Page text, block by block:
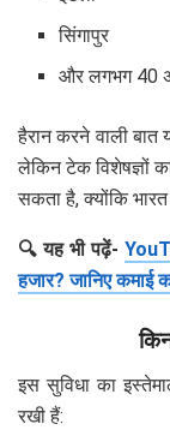
सिंगापुर
और लगभग 40
हैरान करने वाली बात
लेकिन टेक विशेषज्ञों
सकता है, क्योंकि
🔍 यह भी पढ़ें-
हजार? जानिए कमाई
इस सुविधा का
रखी हैं: